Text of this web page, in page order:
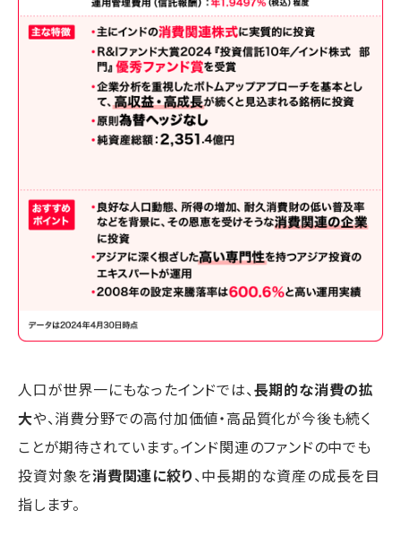
人口が世界一にもなったインドでは、長期的な消費の拡
大や、消費分野での高付加価値・高品質化が今後も続く
ことが期待されています。インド関連のファンドの中でも
投資対象を消費関連に絞り、中長期的な資産の成長を目
指します。